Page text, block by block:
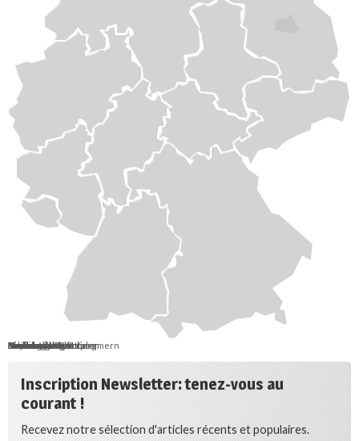
Berlin
Bremen
Hamburg
Saarland
Schleswig-Holstein
Mecklenburg-Vorpommern
Brandenburg
Niedersachsen
Sachsen-Anhalt
Sachsen
Thüringen
Hessen
Nordrhein-Westfalen
Rheinland-Pfalz
Baden-Württemberg
Bayern
Inscription Newsletter: tenez-vous au
courant !
Recevez notre sélection d'articles récents et populaires.